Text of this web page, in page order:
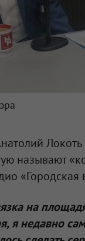
Локоть
называют
«Городская
на
я недавно